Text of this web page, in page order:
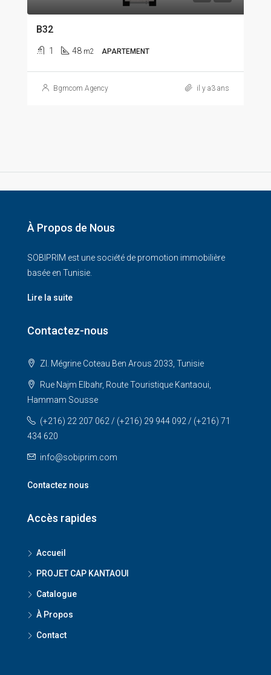
B32
1 48 m2 APARTEMENT
Bgmcom Agency il y a3 ans
À Propos de Nous
SOBIPRIM est une société de promotion immobilière
basée en Tunisie.
Lire la suite
Contactez-nous
ZI. Mégrine Coteau Ben Arous 2033, Tunisie
Rue Najm Elbahr, Route Touristique Kantaoui,
Hammam Sousse
(+216) 22 207 062 / (+216) 29 944 092 / (+216) 71
434 620
info@sobiprim.com
Contactez nous
Accès rapides
Accueil
PROJET CAP KANTAOUI
Catalogue
À Propos
Contact